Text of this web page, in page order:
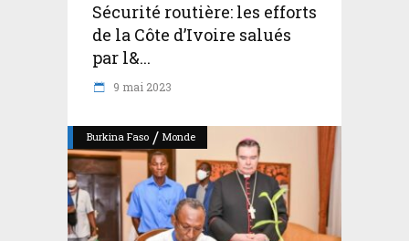
Sécurité routière: les efforts
de la Côte d’Ivoire salués
par l&...
9 mai 2023
Burkina Faso / Monde